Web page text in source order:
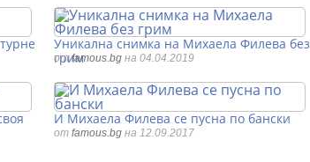
Уникална снимка на Михаела Филева без
грим
отfamous.bg на 04.04.2019
И Михаела Филева се пусна по бански
от famous.bg на 12.09.2017